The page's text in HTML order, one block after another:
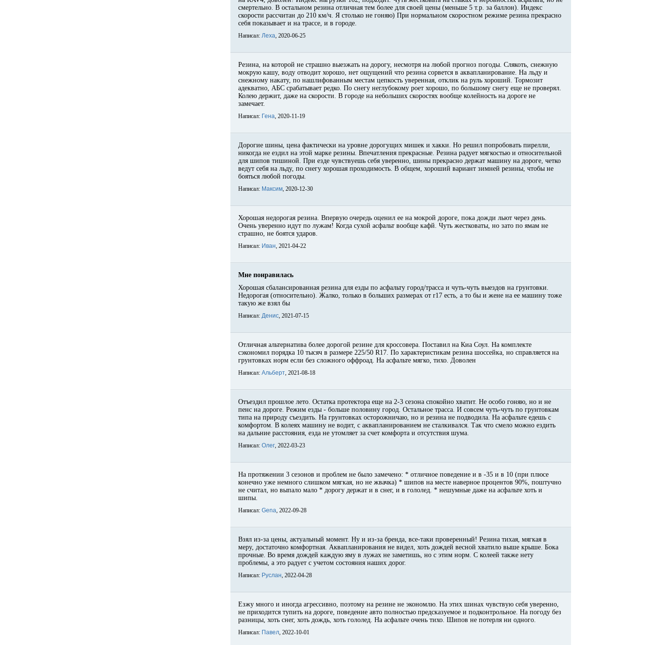
смертельно. В остальном резина отличная тем более для своей цены (меньше 5 т.р. за баллон). Индекс
скорости рассчитан до 210 км/ч. Я столько не гоняю) При нормальном скоростном режиме резина прекрасно
себя показывает и на трассе, и в городе.
Написал: Леха, 2020-06-25
Резина, на которой не страшно выезжать на дорогу, несмотря на любой прогноз погоды. Слякоть, снежную
мокрую кашу, воду отводит хорошо, нет ощущений что резина сорвется в аквапланирование. На льду и
снежному накату, по нашлифованным местам цепкость уверенная, отклик на руль хороший. Тормозит
адекватно, АБС срабатывает редко. По снегу неглубокому роет хорошо, по большому снегу еще не проверял.
Колею держит, даже на скорости. В городе на небольших скоростях вообще колейность на дороге не
замечает.
Написал: Гена, 2020-11-19
Дорогие шины, цена фактически на уровне дорогущих мишек и хакки. Но решил попробовать пирелли,
никогда не ездил на этой марке резины. Впечатления прекрасные. Резина радует мягкостью и относительной
для шипов тишиной. При езде чувствуешь себя уверенно, шины прекрасно держат машину на дороге, четко
ведут себя на льду, по снегу хорошая проходимость. В общем, хороший вариант зимней резины, чтобы не
бояться любой погоды.
Написал: Максим, 2020-12-30
Хорошая недорогая резина. Впервую очередь оценил ее на мокрой дороге, пока дожди льют через день.
Очень уверенно идут по лужам! Когда сухой асфальт вообще кафй. Чуть жестковаты, но зато по ямам не
страшно, не боятся ударов.
Написал: Иван, 2021-04-22
Мне понравилась
Хорошая сбалансированная резина для езды по асфальту город/трасса и чуть-чуть выездов на грунтовки.
Недорогая (относительно). Жалко, только в больших размерах от r17 есть, а то бы и жене на ее машину тоже
такую же взял бы
Написал: Денис, 2021-07-15
Отличная альтернатива более дорогой резине для кроссовера. Поставил на Киа Соул. На комплекте
сэкономил порядка 10 тысяч в размере 225/50 R17. По характеристикам резина шоссейка, но справляется на
грунтовках норм если без сложного оффроад. На асфальте мягко, тихо. Доволен
Написал: Альберт, 2021-08-18
Отъездил прошлое лето. Остатка протектора еще на 2-3 сезона спокойно хватит. Не особо гоняю, но и не
пенс на дороге. Режим езды - больше половину город. Остальное трасса. И совсем чуть-чуть по грунтовкам
типа на природу съездить. На грунтовках осторожничаю, но и резина не подводила. На асфальте едешь с
комфортом. В колеях машину не водит, с аквапланированием не сталкивался. Так что смело можно ездить
на дальние расстояния, езда не утомляет за счет комфорта и отсутствия шума.
Написал: Олег, 2022-03-23
На протяжении 3 сезонов и проблем не было замечено: * отличное поведение и в -35 и в 10 (при плюсе
конечно уже немного слишком мягкая, но не жвачка) * шипов на месте наверное процентов 90%, поштучно
не считал, но выпало мало * дорогу держат и в снег, и в гололед. * нешумные даже на асфальте хоть и
шипы.
Написал: Gena, 2022-09-28
Взял из-за цены, актуальный момент. Ну и из-за бренда, все-таки проверенный! Резина тихая, мягкая в
меру, достаточно комфортная. Аквапланирования не видел, хоть дождей весной хватило выше крыше. Бока
прочные. Во время дождей каждую яму в лужах не заметишь, но с этим норм. С колеей также нету
проблемы, а это радует с учетом состояния наших дорог.
Написал: Руслан, 2022-04-28
Езжу много и иногда агрессивно, поэтому на резине не экономлю. На этих шинах чувствую себя уверенно,
не приходится тупить на дороге, поведение авто полностью предсказуемое и подконтрольное. На погоду без
разницы, хоть снег, хоть дождь, хоть гололед. На асфальте очень тихо. Шипов не потерля ни одного.
Написал: Павел, 2022-10-01